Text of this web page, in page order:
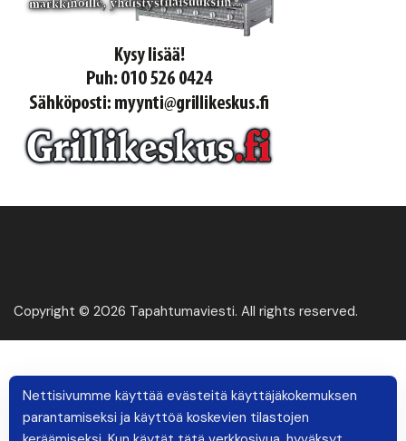
Copyright © 2026 Tapahtumaviesti. All rights reserved.
Nettisivumme käyttää evästeitä käyttäjäkokemuksen
parantamiseksi ja käyttöä koskevien tilastojen